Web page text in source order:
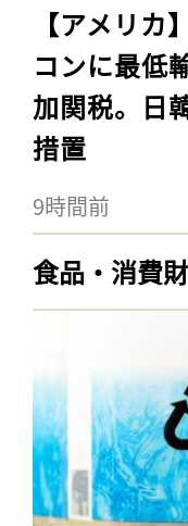
【アメリカ
コンに最低
加関税。日
措置
9時間前
食品・消費